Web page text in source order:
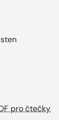
pro čtečky